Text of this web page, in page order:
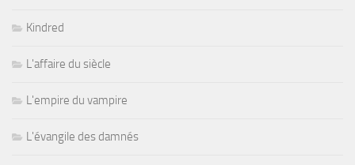
Kindred
L'affaire du siècle
L'empire du vampire
L'évangile des damnés